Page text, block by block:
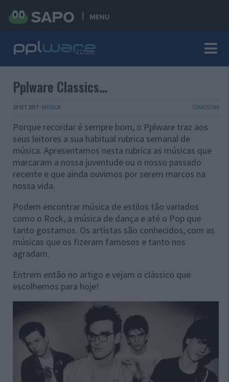
MENU
Pplware Classics…
24 SET 2017 · MÚSICA COMENTAR
Porque recordar é sempre bom, o Pplware traz aos
seus leitores a sua habitual rubrica semanal de
música. Apresentamos nesta rubrica as músicas que
marcaram a nossa juventude ou o nosso passado
recente e que ainda ouvimos por serem marcos na
nossa vida.
Podem encontrar música de estilos tão variados
como o Rock, a música de dança e até o Pop que
tanto gostamos. Os artistas são conhecidos, com as
músicas que os fizeram famosos e tanto nos
agradam.
Entrem então no artigo e vejam o clássico que
escolhemos para hoje!